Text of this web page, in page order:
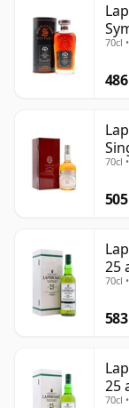
25
70cl
70cl
25
70cl
25
70cl